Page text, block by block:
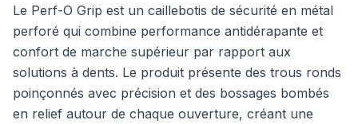
Le Perf-O Grip est un caillebotis de sécurité en métal
perforé qui combine performance antidérapante et
confort de marche supérieur par rapport aux
solutions à dents. Le produit présente des trous ronds
poinçonnés avec précision et des bossages bombés
en relief autour de chaque ouverture, créant une